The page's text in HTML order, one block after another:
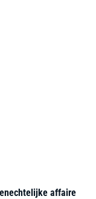
affaire